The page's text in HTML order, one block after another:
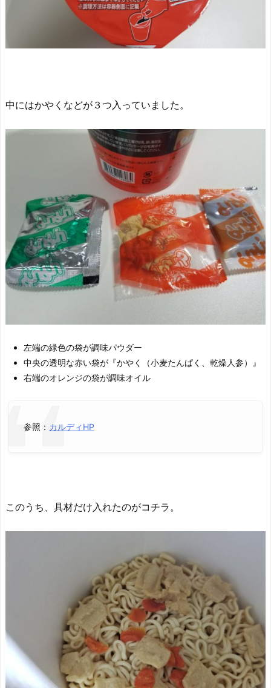
中にはかやくなどが３つ入っていました。
左端の緑色の袋が調味パウダー
中央の透明な赤い袋が『かやく（小麦たんぱく、乾燥人参）』
右端のオレンジの袋が調味オイル
参照： カルディHP
このうち、具材だけ入れたのがコチラ。